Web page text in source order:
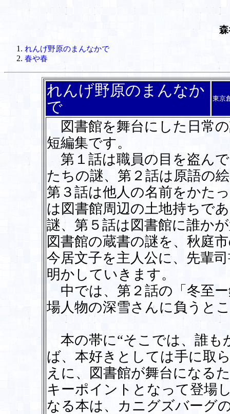
れんげ野原のまんなかで
春や春
れんげ野原のまんなか
で
東京
図書館を舞台にした日常
短編集です。
第１話は職員の目を盗ん
たちの謎、第２話は原語の
第３話は他人の名前をかた
は図書館周辺の土地持ちで
謎、第５話は図書館に誰か
図書館の蔵書の謎を、秋庭
今居文子を主人公に、先輩
明かしていきます。
中では、第２話の「冬至
場人物の深雪さんに負うと
本の帯に“そこでは、誰も
ば、本好きとしては手に取
えに、図書館が舞台になる
キーポイントとなって登場
なる本は、カニグズバーグ